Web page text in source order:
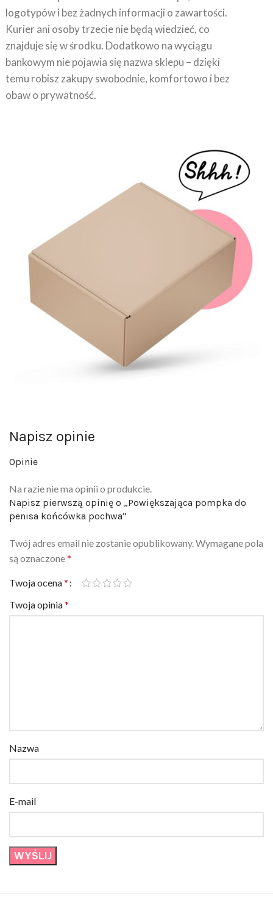
logotypów i bez żadnych informacji o zawartości.
Kurier ani osoby trzecie nie będą wiedzieć, co
znajduje się w środku. Dodatkowo na wyciągu
bankowym nie pojawia się nazwa sklepu – dzięki
temu robisz zakupy swobodnie, komfortowo i bez
obaw o prywatność.
Napisz opinie
Opinie
Na razie nie ma opinii o produkcie.
Napisz pierwszą opinię o „Powiększająca pompka do
penisa końcówka pochwa”
Twój adres email nie zostanie opublikowany.
Wymagane pola
*
Twoja ocena
*
Twoja opinia
*
Nazwa
E-mail